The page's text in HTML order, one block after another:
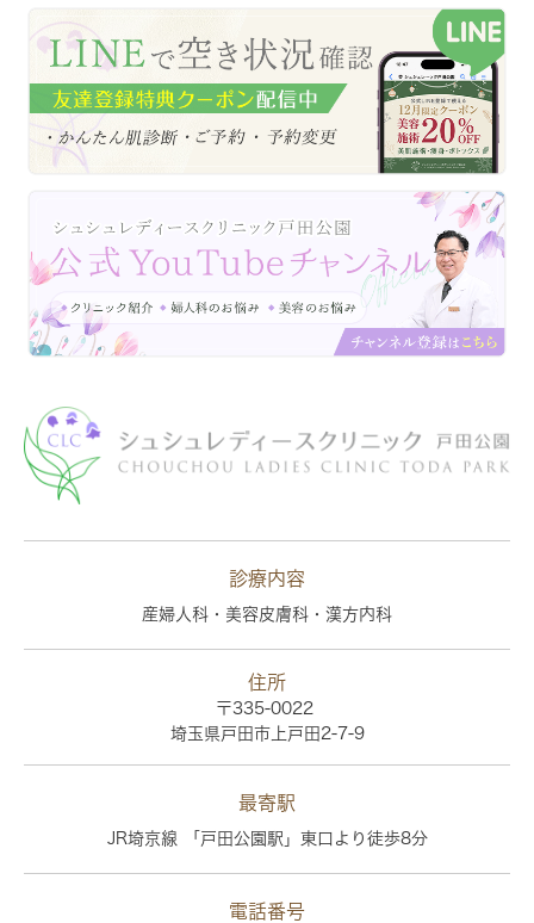
診療内容
産婦人科・美容皮膚科・漢方内科
住所
〒335-0022
埼玉県戸田市上戸田2-7-9
最寄駅
JR埼京線 「戸田公園駅」東口より徒歩8分
電話番号